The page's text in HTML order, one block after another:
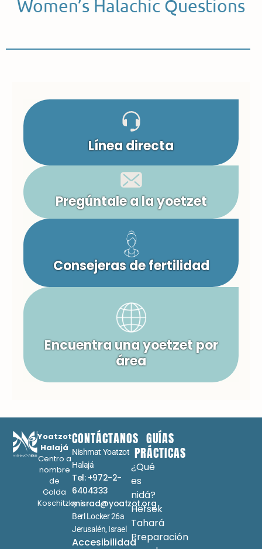
Women’s Halachic Questions
Línea directa
Pregúntale a la yoetzet
Consejeras de fertilidad
Encuentra una yoetzet por
área
Yoatzot
Halajá
Centro a
nombre
de
Golda
Koschitzky
CONTÁCTANOS
Nishmat Yoatzot
Halajá
Tel: +972-2-
6404333
misrad@yoatzot.org
Berl Locker 26a
Jerusalén, Israel
Accesibilidad
GUÍAS
PRÁCTICAS
¿Qué
es
nidá?
Hefsek
Tahará
Preparación